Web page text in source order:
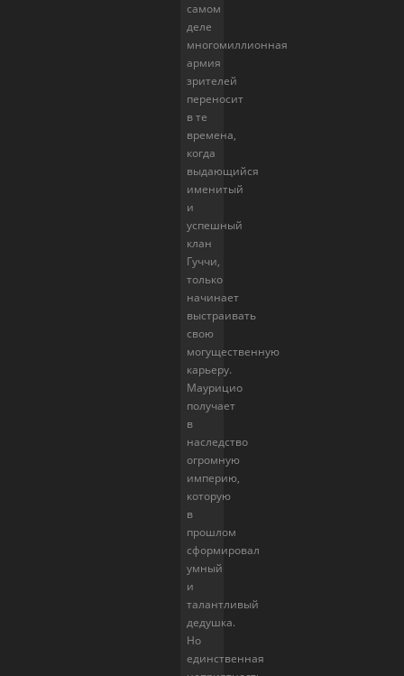
самом
деле
многомиллионная
армия
зрителей
переносит
в те
времена,
когда
выдающийся
именитый
и
успешный
клан
Гуччи,
только
начинает
выстраивать
свою
могущественную
карьеру.
Маурицио
получает
в
наследство
огромную
империю,
которую
в
прошлом
сформировал
умный
и
талантливый
дедушка.
Но
единственная